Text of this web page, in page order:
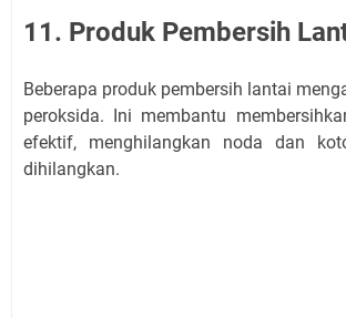
11. Produk Pembersih
Beberapa produk pembersih lantai
peroksida. Ini membantu
efektif, menghilangkan noda dan
dihilangkan.